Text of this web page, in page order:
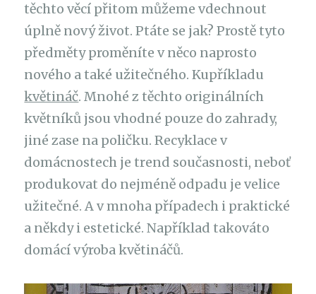
těchto věcí přitom můžeme vdechnout
úplně nový život. Ptáte se jak? Prostě tyto
předměty proměníte v něco naprosto
nového a také užitečného. Kupříkladu
květináč. Mnohé z těchto originálních
květníků jsou vhodné pouze do zahrady,
jiné zase na poličku. Recyklace v
domácnostech je trend současnosti, neboť
produkovat do nejméně odpadu je velice
užitečné. A v mnoha případech i praktické
a někdy i estetické. Například takováto
domácí výroba květináčů.